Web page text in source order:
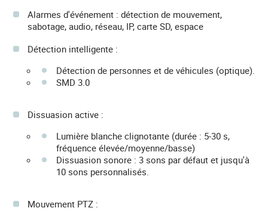
Alarmes d'événement : détection de mouvement,
sabotage, audio, réseau, IP, carte SD, espace
Détection intelligente :
Détection de personnes et de véhicules (optique).
SMD 3.0
Dissuasion active :
Lumière blanche clignotante (durée : 5-30 s,
fréquence élevée/moyenne/basse)
Dissuasion sonore : 3 sons par défaut et jusqu'à
10 sons personnalisés.
Mouvement PTZ :